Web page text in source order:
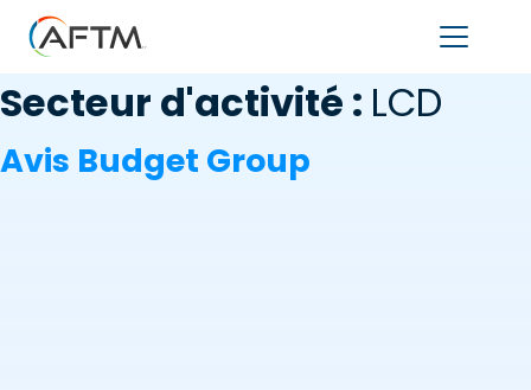
Secteur d'activité : LCD
Avis Budget Group